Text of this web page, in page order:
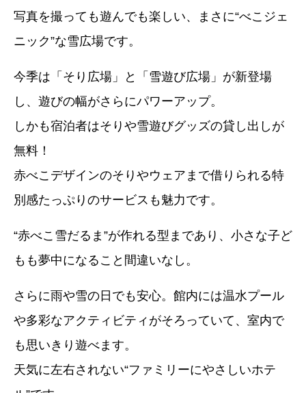
写真を撮っても遊んでも楽しい、まさに“べこジェ
ニック”な雪広場です。
今季は「そり広場」と「雪遊び広場」が新登場
し、遊びの幅がさらにパワーアップ。
しかも宿泊者はそりや雪遊びグッズの貸し出しが
無料！
赤べこデザインのそりやウェアまで借りられる特
別感たっぷりのサービスも魅力です。
“赤べこ雪だるま”が作れる型まであり、小さな子ど
もも夢中になること間違いなし。
さらに雨や雪の日でも安心。館内には温水プール
や多彩なアクティビティがそろっていて、室内で
も思いきり遊べます。
天気に左右されない“ファミリーにやさしいホテ